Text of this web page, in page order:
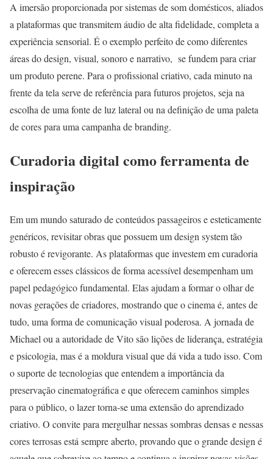
A imersão proporcionada por sistemas de som domésticos, aliados
a plataformas que transmitem áudio de alta fidelidade, completa a
experiência sensorial. É o exemplo perfeito de como diferentes
áreas do design, visual, sonoro e narrativo, se fundem para criar
um produto perene. Para o profissional criativo, cada minuto na
frente da tela serve de referência para futuros projetos, seja na
escolha de uma fonte de luz lateral ou na definição de uma paleta
de cores para uma campanha de branding.
Curadoria digital como ferramenta de
inspiração
Em um mundo saturado de conteúdos passageiros e esteticamente
genéricos, revisitar obras que possuem um design system tão
robusto é revigorante. As plataformas que investem em curadoria
e oferecem esses clássicos de forma acessível desempenham um
papel pedagógico fundamental. Elas ajudam a formar o olhar de
novas gerações de criadores, mostrando que o cinema é, antes de
tudo, uma forma de comunicação visual poderosa. A jornada de
Michael ou a autoridade de Vito são lições de liderança, estratégia
e psicologia, mas é a moldura visual que dá vida a tudo isso. Com
o suporte de tecnologias que entendem a importância da
preservação cinematográfica e que oferecem caminhos simples
para o público, o lazer torna-se uma extensão do aprendizado
criativo. O convite para mergulhar nessas sombras densas e nessas
cores terrosas está sempre aberto, provando que o grande design é